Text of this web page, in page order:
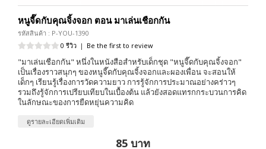
หนูจี๊ดกับคุณจิ้งจอก ตอน มาเล่นเชือกกัน
รหัสสินค้า : P-YOU-1390
0 รีวิว | Be the first to review
"มาเล่นเชือกกัน" หนึ่งในหนังสือสำหรับเด็กชุด "หนูจี๊ดกับคุณจิ้งจอก"
เป็นเรื่องราวสนุกๆ ของหนูจี๊ดกับคุณจิ้งจอกและผองเพื่อน จะสอนให้
เด็กๆ เรียนรู้เรื่องการวัดความยาว การรู้จักการประมาณอย่างคร่าวๆ
รวมถึงรู้จักการเปรียบเทียบในเบื้องต้น แล้วยังสอดแทรกกระบวนการคิด
ในลักษณะของการยืดหยุ่นความคิด
ดูรายละเอียดเพิ่มเติม
85 บาท